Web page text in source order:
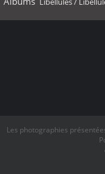
Les photographies